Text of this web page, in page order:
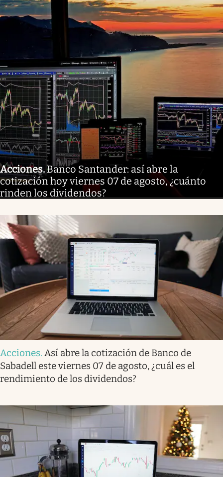
Acciones.Banco Santander: así abre la
cotización hoy viernes 07 de agosto, ¿cuánto
rinden los dividendos?
Acciones. Así abre la cotización de Banco de
Sabadell este viernes 07 de agosto, ¿cuál es el
rendimiento de los dividendos?